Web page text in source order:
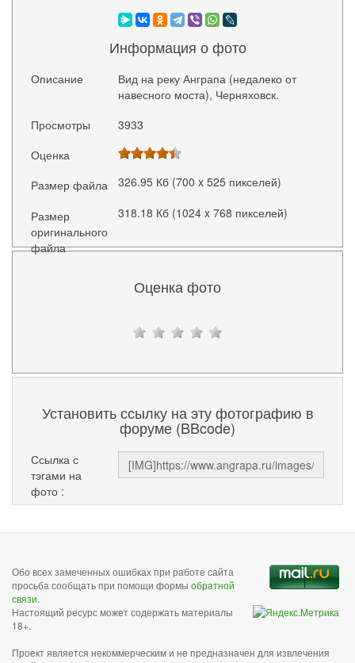
Информация о фото
Описание
Вид на реку Анграпа (недалеко от
навесного моста), Черняховск.
Просмотры
3933
Оценка
Размер файла
326.95 Кб (700 x 525 пикселей)
Размер
оригинального
файла
318.18 Кб (1024 x 768 пикселей)
Оценка фото
Установить ссылку на эту фотографию в
форуме (BBcode)
Ссылка с
тэгами на
фото :
Обо всех замеченных ошибках при работе сайта
просьба сообщать при помощи формы обратной
связи.
Настоящий ресурс может содержать материалы
18+.
Проект является некоммерческим и не предназначен для извлечения